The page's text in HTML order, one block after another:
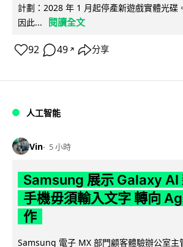
計劃：2028 年 1 月起停產新遊戲實體光碟
因此...
閱讀全文
92 49 ↗ 分享
人工智能
Vin 5 小時
Samsung 展示 Galaxy AI
手機毋須輸入文字 轉向
作
Samsung 電子 MX 部門顧客體驗辦公室主